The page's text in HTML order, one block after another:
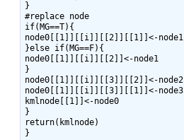
}
#replace node
if(MG==T){
node0[[1]][[i]][[2]][[1]]<-node1
}else if(MG==F){
node0[[1]][[i]][[2]]<-node1
}
node0[[1]][[i]][[3]][[2]]<-node2
node0[[1]][[i]][[3]][[1]]<-node3
kmlnode[[1]]<-node0
}
return(kmlnode)
}